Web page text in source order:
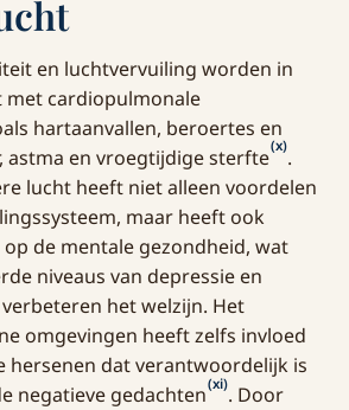
en luchtvervuiling worden in
cardiopulmonale
hartaanvallen, beroertes en
astma en vroegtijdige sterfte(x).
lucht heeft niet alleen voordelen
maar heeft ook
de mentale gezondheid, wat
niveaus van depressie en
het welzijn. Het
omgevingen heeft zelfs invloed
hersenen dat verantwoordelijk is
negatieve gedachten(xi). Door